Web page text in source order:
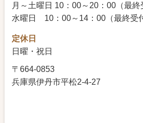
月～土曜日 10：00～20：00（最終
水曜日 10：00～14：00（最終受
定休日
日曜・祝日
〒664-0853
兵庫県伊丹市平松2-4-27